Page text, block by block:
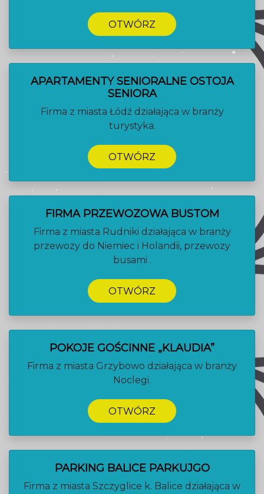
OTWÓRZ
APARTAMENTY SENIORALNE OSTOJA
SENIORA
Firma z miasta Łódź działająca w branży
turystyka.
OTWÓRZ
FIRMA PRZEWOZOWA BUSTOM
Firma z miasta Rudniki działająca w branży
przewozy do Niemiec i Holandii, przewozy
busami .
OTWÓRZ
POKOJE GOŚCINNE „KLAUDIA”
Firma z miasta Grzybowo działająca w branży
Noclegi.
OTWÓRZ
PARKING BALICE PARKUJGO
Firma z miasta Szczyglice k. Balice działająca w